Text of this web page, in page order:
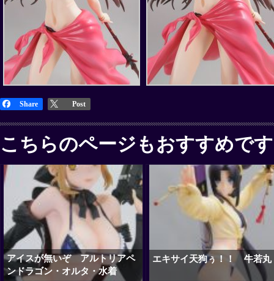
Share Post
こちらのページもおすすめです
アイスが無いぞ アルトリアペ
ンドラゴン・オルタ・水着
エキサイ天狗ぅ！！ 牛若丸